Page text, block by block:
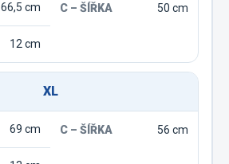
66,5 cm 50 cm
12 cm
XL
69 cm 56 cm